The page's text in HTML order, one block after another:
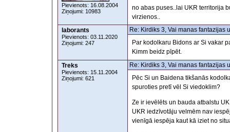
Pievienots: 16.08.2004
Ziņojumi: 10983
no abas puses..lai UKR territorija
virzienos..
laborants
Pievienots: 03.11.2020
Ziņojumi: 247
Re: Kirdiks 3, Vai manas fantazijas
Par kodolkaru Bidons ar Si vakar
Kimm beidz pīpēt.
Treks
Pievienots: 15.11.2004
Ziņojumi: 621
Re: Kirdiks 3, Vai manas fantazijas
Pēc Si un Baidena tikšanās
spuroties pretī vēl Si viedoklim?
Ze ir ievēlēts un bauda atbalstu
UKR iedzīvotāju velmēm nav
vienīgā iespēja kaut kā iziet no